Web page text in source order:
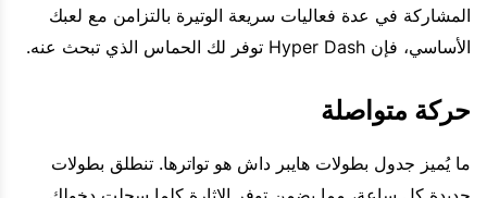
المشاركة في عدة فعاليات سريعة الوتيرة بالتزامن مع لعبك
الأساسي، فإن Hyper Dash توفر لك الحماس الذي تبحث عنه.
حركة متواصلة
ما يُميز جدول بطولات هايبر داش هو تواترها. تنطلق بطولات